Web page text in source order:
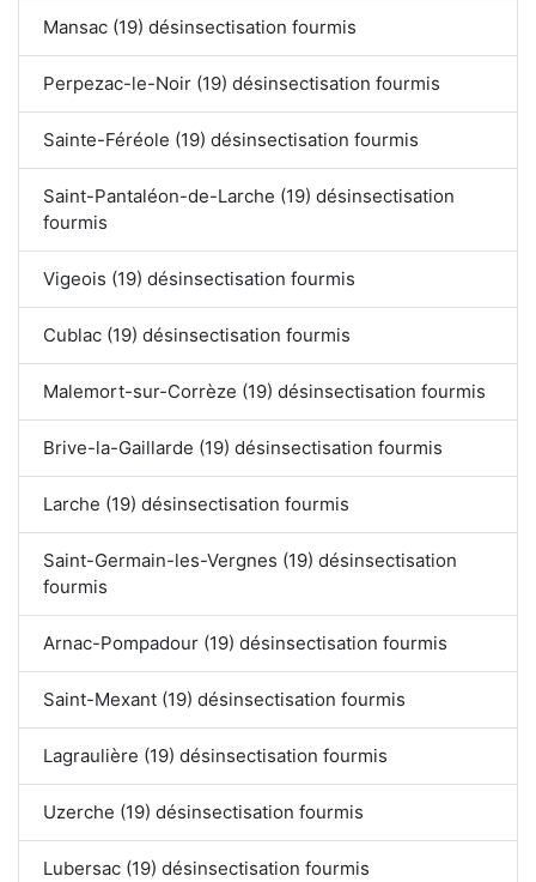
Mansac (19) désinsectisation fourmis
Perpezac-le-Noir (19) désinsectisation fourmis
Sainte-Féréole (19) désinsectisation fourmis
Saint-Pantaléon-de-Larche (19) désinsectisation
fourmis
Vigeois (19) désinsectisation fourmis
Cublac (19) désinsectisation fourmis
Malemort-sur-Corrèze (19) désinsectisation fourmis
Brive-la-Gaillarde (19) désinsectisation fourmis
Larche (19) désinsectisation fourmis
Saint-Germain-les-Vergnes (19) désinsectisation
fourmis
Arnac-Pompadour (19) désinsectisation fourmis
Saint-Mexant (19) désinsectisation fourmis
Lagraulière (19) désinsectisation fourmis
Uzerche (19) désinsectisation fourmis
Lubersac (19) désinsectisation fourmis